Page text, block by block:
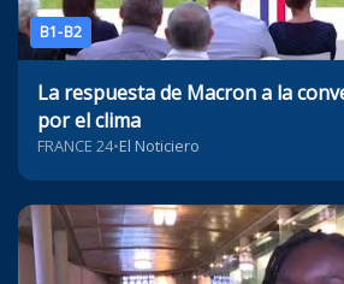
B1-B2
La respuesta de Macron a la
por el clima
FRANCE 24•El Noticiero